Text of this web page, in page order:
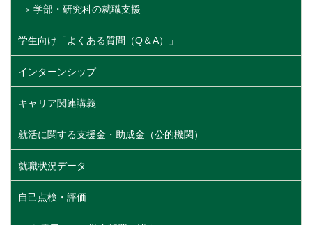
学部・研究科の就職支援
学生向け「よくある質問（Q＆A）」
インターンシップ
キャリア関連講義
就活に関する支援金・助成金（公的機関）
就職状況データ
自己点検・評価